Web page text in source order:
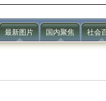
最新图片 国内聚焦 社会